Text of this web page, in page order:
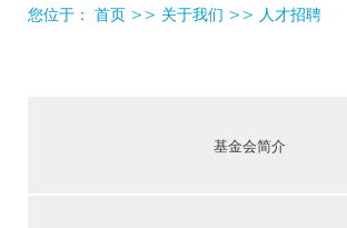
您位于： 首页 >> 关于我们 >> 人才招聘
基金会简介